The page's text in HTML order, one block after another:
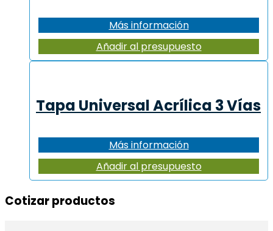
Más información
Añadir al presupuesto
Tapa Universal Acrílica 3 Vías
Más información
Añadir al presupuesto
Cotizar productos​